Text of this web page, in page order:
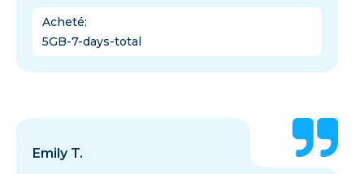
Acheté:
5GB-7-days-total
Emily T.